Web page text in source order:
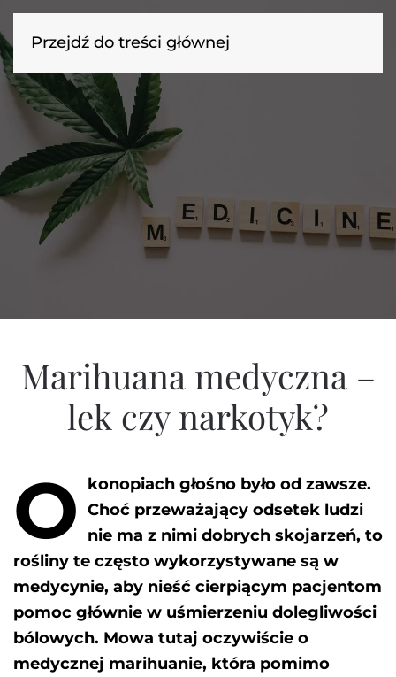
Przejdź do treści głównej
Marihuana medyczna –
lek czy narkotyk?
O
konopiach głośno było od zawsze.
Choć przeważający odsetek ludzi
nie ma z nimi dobrych skojarzeń, to
rośliny te często wykorzystywane są w
medycynie, aby nieść cierpiącym pacjentom
pomoc głównie w uśmierzeniu dolegliwości
bólowych. Mowa tutaj oczywiście o
medycznej marihuanie, która pomimo